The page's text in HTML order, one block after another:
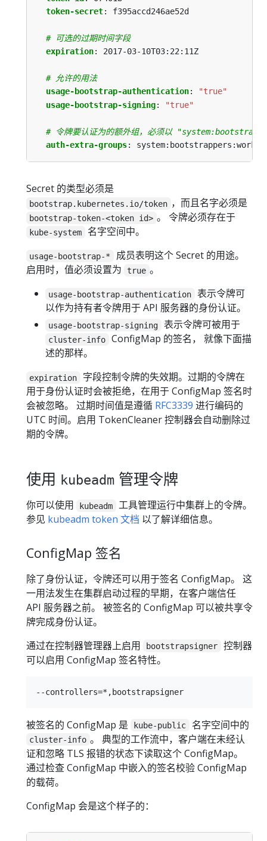
token-secret: f395accd246ae52d
# 可选的过期时间字段
expiration: 2017-03-10T03:22:11Z
# 允许的用法
usage-bootstrap-authentication:
"true"
usage-bootstrap-signing: "true"
# 令牌要认证为的额外组，必须以
auth-extra-groups:
Secret 的类型必须是
bootstrap.kubernetes.io/token ，而且名字必须是
bootstrap-token-<token id> 。 令牌必须存在于
kube-system 名字空间中。
usage-bootstrap-*
成员表明这个 Secret 的用途。
启用时，值必须设置为
true 。
usage-bootstrap-authentication
表示令牌可
以作为持有者令牌用于 API 服务器的身份认证。
usage-bootstrap-signing 表示令牌可被用于
cluster-info
ConfigMap 的签名， 就像下面描
述的那样。
expiration
字段控制令牌的失效期。过期的令牌在
用于身份认证时会被拒绝，在用于 ConfigMap 签名时
会被忽略。 过期时间值是遵循 RFC3339 进行编码的
UTC 时间。启用 TokenCleaner 控制器会自动删除过
期的令牌。
使用 kubeadm 管理令牌
你可以使用 kubeadm
工具管理运行中集群上的令牌。
参见 kubeadm token 文档 以了解详细信息。
ConfigMap 签名
除了身份认证，令牌还可以用于签名 ConfigMap。 这
一用法发生在集群启动过程的早期，在客户端信任
API 服务器之前。 被签名的 ConfigMap 可以被共享令
牌完成身份认证。
通过在控制器管理器上启用
bootstrapsigner
控制器
可以启用 ConfigMap 签名特性。
被签名的 ConfigMap 是 kube-public 名字空间中的
cluster-info 。 典型的工作流中，客户端在未经认
证和忽略 TLS 报错的状态下读取这个 ConfigMap。
通过检查 ConfigMap 中嵌入的签名校验 ConfigMap
的载荷。
ConfigMap 会是这个样子的：